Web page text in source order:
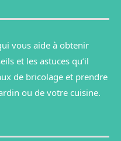
vous aide à obtenir
et les astuces qu’il
de bricolage et prendre
ou de votre cuisine.